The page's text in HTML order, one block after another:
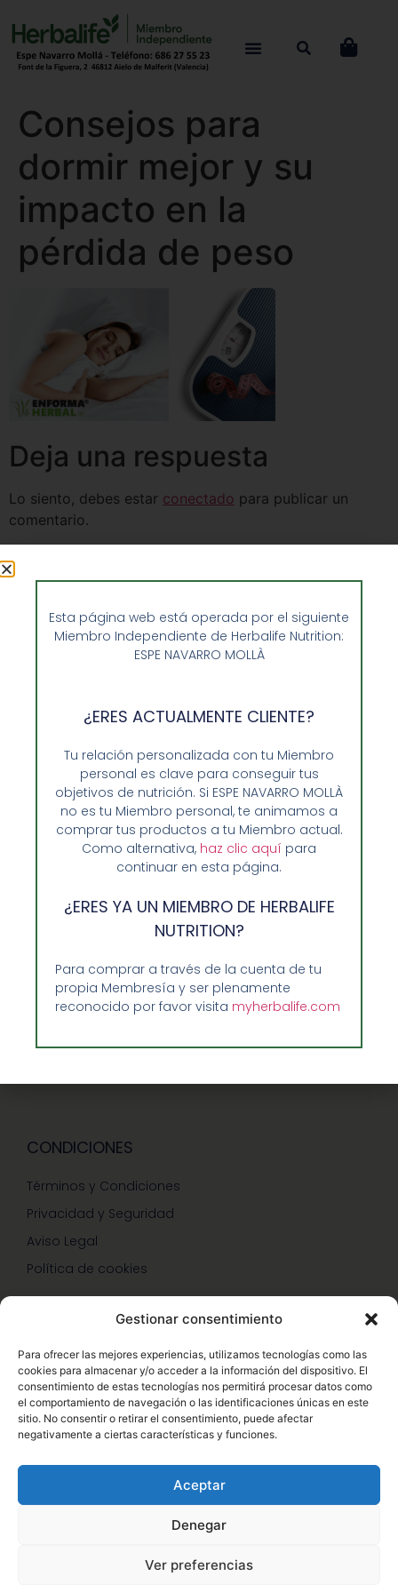
Gestionar consentimiento
Para ofrecer las mejores experiencias, utilizamos tecnologías como las
cookies para almacenar y/o acceder a la información del dispositivo. El
consentimiento de estas tecnologías nos permitirá procesar datos como
el comportamiento de navegación o las identificaciones únicas en este
sitio. No consentir o retirar el consentimiento, puede afectar
negativamente a ciertas características y funciones.
Aceptar
Denegar
Ver preferencias
Consejos para
dormir mejor y su
impacto en la
pérdida de peso
Deja una respuesta
Lo siento, debes estar conectado para publicar un
comentario.
Opiniones de Clientes
Sobre Nosotros y Herbalife
Ventajas de Comprar en Enformaherbal.com
Guía de Compra
Precios-Envíos-Formas de Pago
Teléfono/whatsapp: 686 27 55 23
CONDICIONES
Términos y Condiciones
Privacidad y Seguridad
Aviso Legal
Política de cookies
Hazte Miembro Herbalife
Consulta Nutrición Gratis
Descuentos Vip Herbalife
Herbalife Independiente. Sitio web oficial de Herbalife,
Esta página web está operada por el siguiente
Miembro Independiente de Herbalife Nutrition:
ESPE NAVARRO MOLLÀ
¿ERES ACTUALMENTE CLIENTE?
Tu relación personalizada con tu Miembro
personal es clave para conseguir tus
objetivos de nutrición. Si ESPE NAVARRO MOLLÀ
no es tu Miembro personal, te animamos a
comprar tus productos a tu Miembro actual.
Como alternativa, haz clic aquí para
continuar en esta página.
¿ERES YA UN MIEMBRO DE HERBALIFE
NUTRITION?
Para comprar a través de la cuenta de tu
propia Membresía y ser plenamente
reconocido por favor visita myherbalife.com